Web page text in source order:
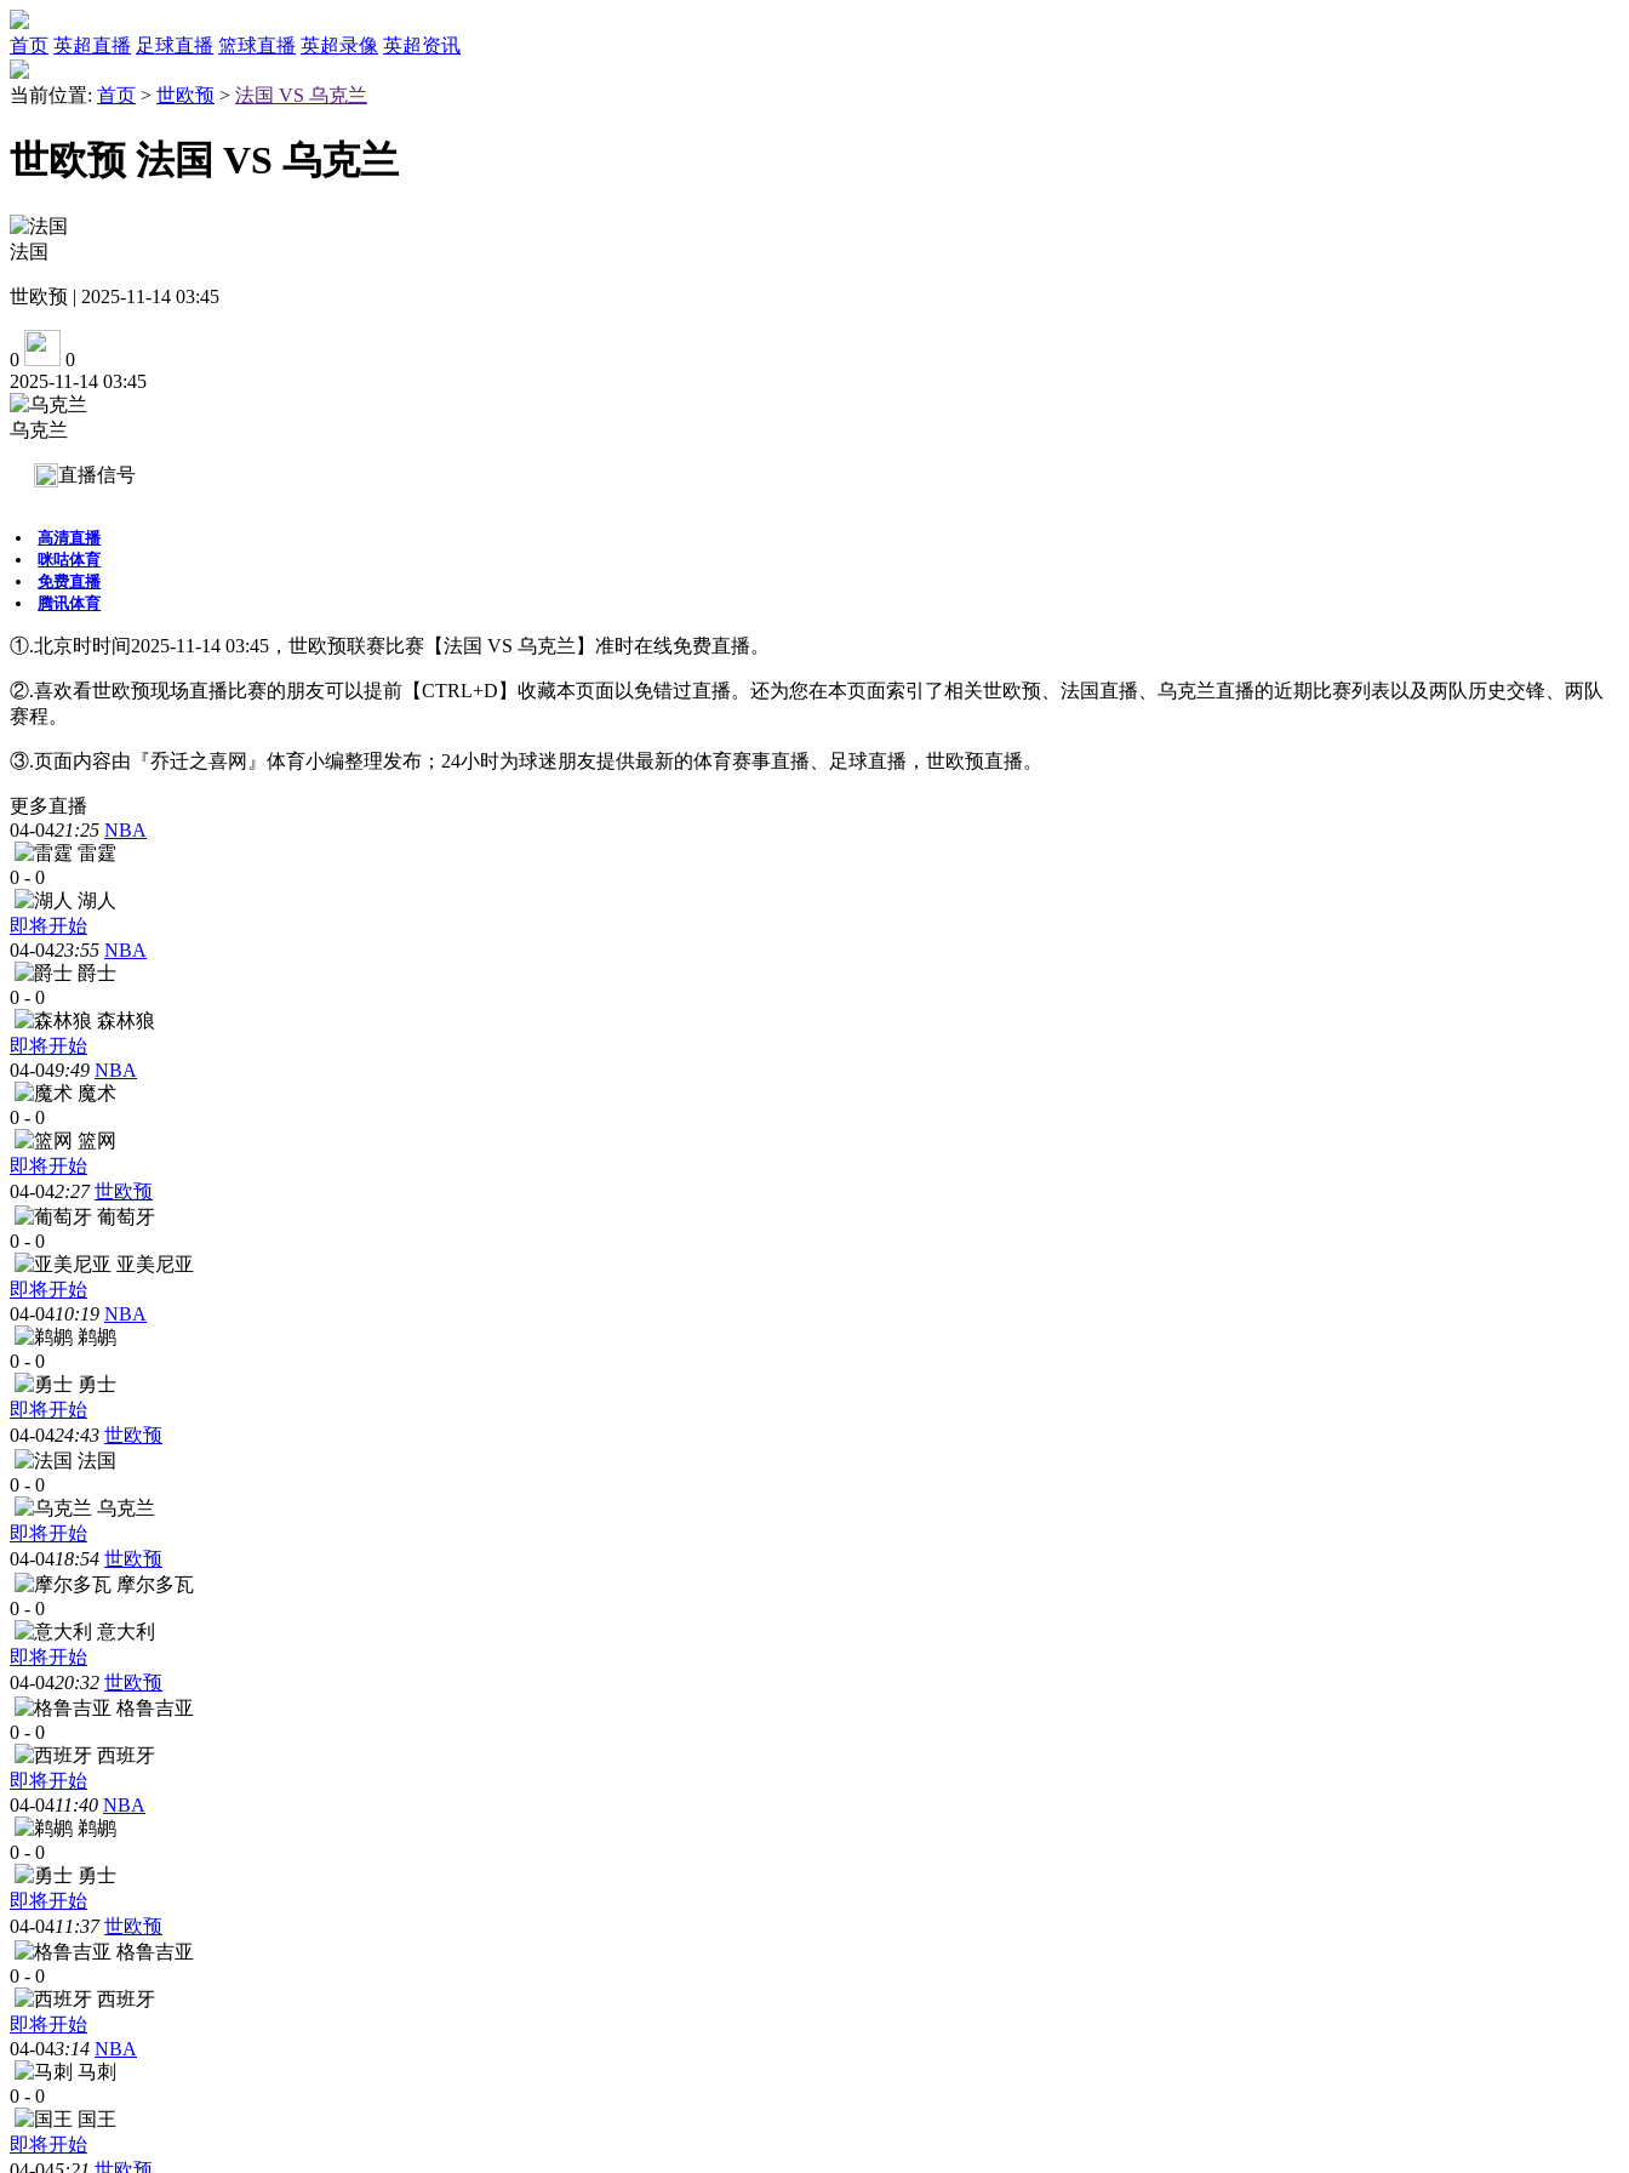
首页 英超直播 足球直播 篮球直播 英超录像 英超资讯
当前位置: 首页 > 世欧预 > 法国 VS 乌克兰
世欧预 法国 VS 乌克兰
法国
世欧预 | 2025-11-14 03:45
0
0
2025-11-14 03:45
乌克兰
直播信号
高清直播
咪咕体育
免费直播
腾讯体育
①.北京时时间2025-11-14 03:45，世欧预联赛比赛【法国 VS 乌克兰】准时在线免费直播。
②.喜欢看世欧预现场直播比赛的朋友可以提前【CTRL+D】收藏本页面以免错过直播。还为您在本页面索引了相关世欧预、法国直播、乌克兰直播的近期比赛列表以及两队历史交锋、两队
赛程。
③.页面内容由『乔迁之喜网』体育小编整理发布；24小时为球迷朋友提供最新的体育赛事直播、足球直播，世欧预直播。
更多直播
04-0421:25 NBA
雷霆
0 - 0
湖人
即将开始
04-0423:55 NBA
爵士
0 - 0
森林狼
即将开始
04-049:49 NBA
魔术
0 - 0
篮网
即将开始
04-042:27 世欧预
葡萄牙
0 - 0
亚美尼亚
即将开始
04-0410:19 NBA
鹈鹕
0 - 0
勇士
即将开始
04-0424:43 世欧预
法国
0 - 0
乌克兰
即将开始
04-0418:54 世欧预
摩尔多瓦
0 - 0
意大利
即将开始
04-0420:32 世欧预
格鲁吉亚
0 - 0
西班牙
即将开始
04-0411:40 NBA
鹈鹕
0 - 0
勇士
即将开始
04-0411:37 世欧预
格鲁吉亚
0 - 0
西班牙
即将开始
04-043:14 NBA
马刺
0 - 0
国王
即将开始